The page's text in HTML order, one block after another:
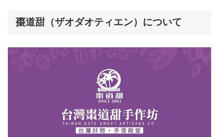
棗道甜（ザオダオティエン）について